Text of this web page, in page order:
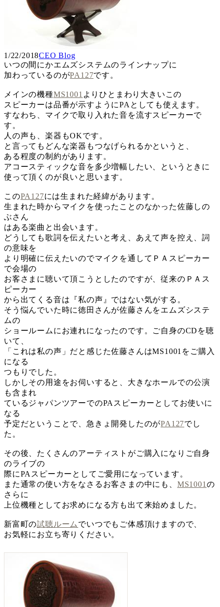
1/22/2018CEO Blog
いつの間にかエムズシステムのラインナップに
加わっているのがPA127です。
メインの機種MS1001 よりひとまわり大きいこの
スピーカーは品番が示すようにPAとしても使えます。
すなわち、マイクで取り入れた音を流すスピーカーで
す。
人の声も、楽器もOKです。
と言ってもどんな楽器もつなげられるかというと、
ある程度の制約があります。
アコースティックな音を多少増幅したい、というときに
使って頂くのが良いと思います。
このPA127には生まれた経緯があります。
生まれた時からマイクを使ったことのなかった佐藤しの
ぶさん
はある楽曲と出会います。
どうしても歌詞を伝えたいと考え、あえて声を控え、詞
の意味を
より明確に伝えたいのでマイクを通してＰＡスピーカー
で会場の
お客さまに聴いて頂こうとしたのですが、従来のＰＡス
ピーカー
から出てくる音は『私の声』ではない気がする。
そう悩んでいた時に徳田さんが佐藤さんをエムズシステ
ムの
ショールームにお連れになったのです。ご自身のCDを聴
いて、
「これは私の声」だと感じた佐藤さんはMS1001をご購入
になる
つもりでした。
しかしその用途をお伺いすると、大きなホールでの公演
も含まれ
ているジャパンツアーでのPAスピーカーとしてお使いに
なる
予定だということで、急きょ開発したのがPA127でし
た。
その後、たくさんのアーティストがご購入になりご自身
のライブの
際にPAスピーカーとしてご愛用になっています。
また通常の使い方をなさるお客さまの中にも、 MS1001 の
さらに
上位機種としてお求めになる方も出て来始めました。
新富町の試聴ルーム でいつでもご体感頂けますので、
お気軽にお立ち寄りください。